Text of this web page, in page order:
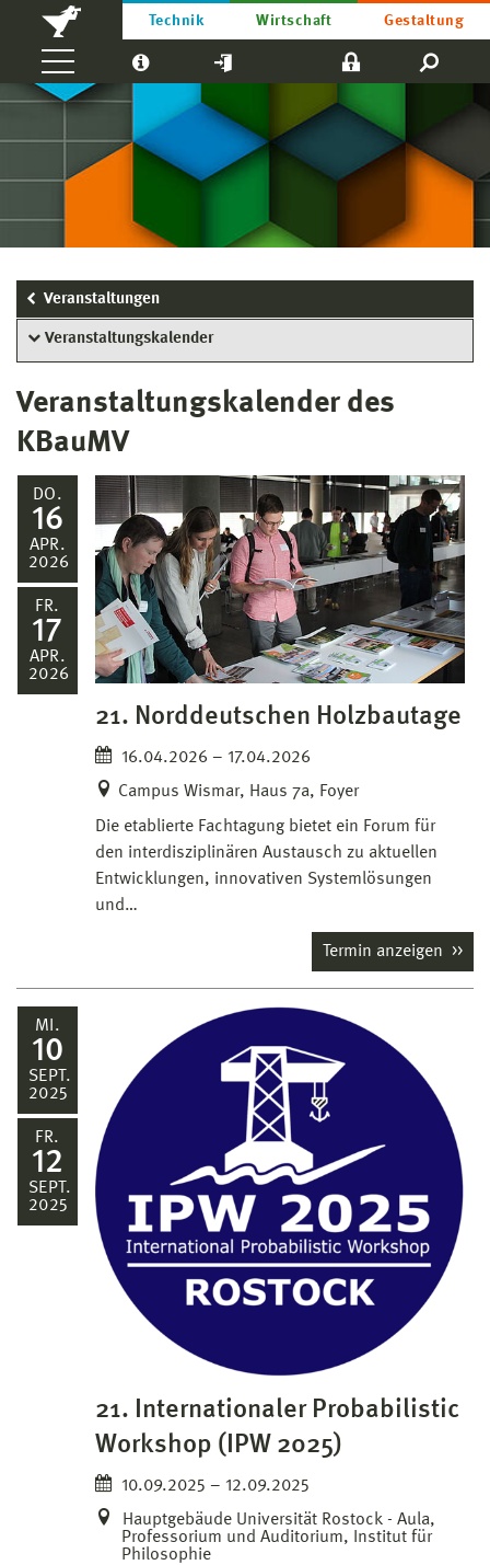
Technik Wirtschaft Gestaltung
Veranstaltungen
Veranstaltungskalender
Veranstaltungskalender des
KBauMV
DO.
16
APR.
2026
FR.
17
APR.
2026
21. Norddeutschen Holzbautage
16.04.2026 – 17.04.2026
Campus Wismar, Haus 7a, Foyer
Die etablierte Fachtagung bietet ein Forum für
den interdisziplinären Austausch zu aktuellen
Entwicklungen, innovativen Systemlösungen
und…
Termin anzeigen
MI.
10
SEPT.
2025
FR.
12
SEPT.
2025
21. Internationaler Probabilistic
Workshop (IPW 2025)
10.09.2025 – 12.09.2025
Hauptgebäude Universität Rostock - Aula,
Professorium und Auditorium, Institut für
Philosophie